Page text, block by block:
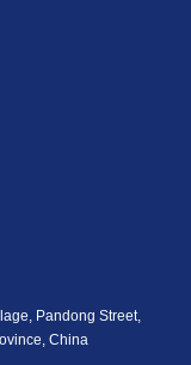
Pandong Street,
China